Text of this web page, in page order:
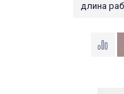
длина